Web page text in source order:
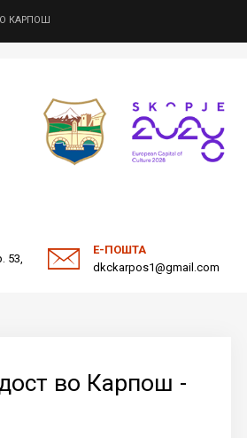
КАРПОШ
53,
Е-ПОШТА
dkckarpos1@gmail.com
на нашата веб страна
во Карпош -